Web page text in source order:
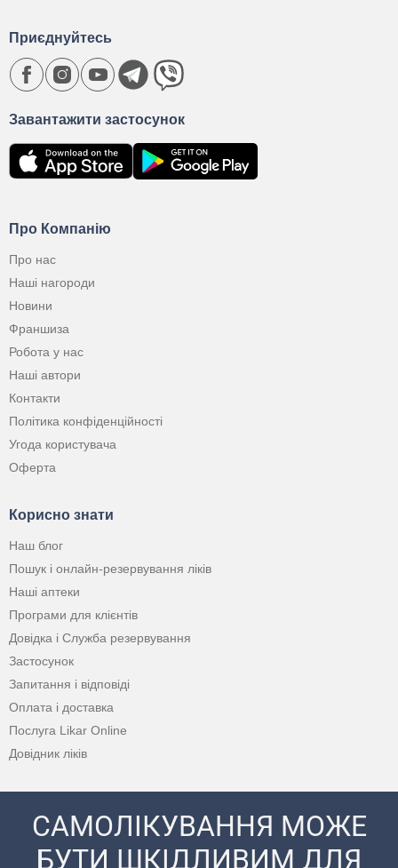
Про Компанію
Про нас
Наші нагороди
Новини
Франшиза
Робота у нас
Наші автори
Контакти
Політика конфіденційності
Угода користувача
Оферта
Корисно знати
Наш блог
Пошук і онлайн-резервування ліків
Наші аптеки
Програми для клієнтів
Довідка і Служба резервування
Застосунок
Запитання і відповіді
Оплата і доставка
Послуга Likar Online
Довідник ліків
Завантажити застосунок
Приєднуйтесь
САМОЛІКУВАННЯ МОЖЕ
БУТИ ШКІДЛИВИМ ДЛЯ